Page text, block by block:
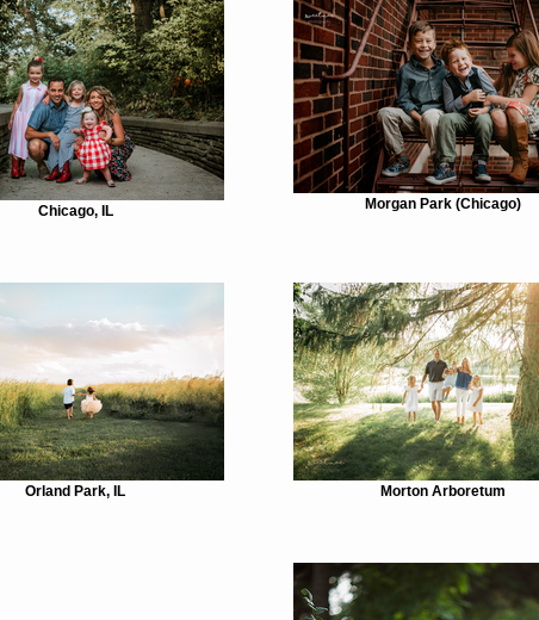
Chicago, IL Morgan Park (Chicago)
Orland Park, IL Morton Arboretum